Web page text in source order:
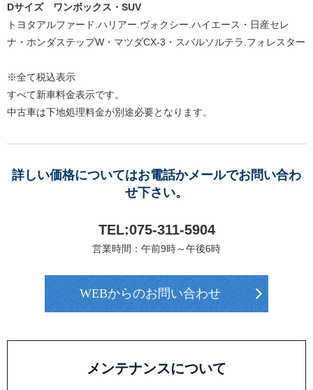
Dサイズ
ワンボックス・SUV
トヨタアルファード.ハリアー.ヴォクシー.ハイエース・日産セレ
ナ・ホンダステップW・マツダCX-3・スバルソルテラ.フォレスター
※全て税込表示
すべて新車料金表示です。
中古車は下地処理料金が別途必要となります。
詳しい価格についてはお電話かメールでお問い合わ
せ下さい。
TEL:075-311-5904
営業時間：午前9時～午後6時
WEBからのお問い合わせ
メンテナンスについて